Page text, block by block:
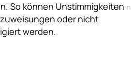
So können Unstimmigkeiten –
oder nicht
werden.